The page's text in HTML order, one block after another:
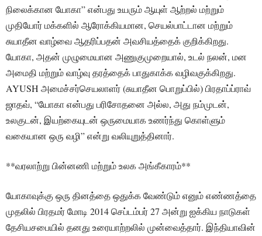
நிலைக்கான யோகா” என்பது உயரும் ஆயுள் ஆற்றல் மற்றும்
முதியோர் மக்களில் ஆரோக்கியமான, செயல்பாட்டான மற்றும்
சுயாதீன வாழ்வை ஆதரிப்பதன் அவசியத்தைக் குறிக்கிறது.
யோகா, அதன் முழுமையான அணுகுமுறையால், உடல் நலன், மன
அமைதி மற்றும் வாழ்வு தரத்தைக் பாதுகாக்க வழிவகுக்கிறது.
AYUSH அமைச்சர்செயலாளர் (சுயாதீன பொறுப்பில்) பிரதாப்ப்ராவ்
ஜாதவ், “யோகா என்பது பரிசோதனை அல்ல, அது நம்முடன்,
உலகுடன், இயற்கையுடன் ஒருமையாக உணர்ந்து கொள்ளும்
வகையான ஒரு வழி” என்று வலியுறுத்தினார்.
**வரலாற்று பின்னணி மற்றும் உலக அங்கீகாரம்**
யோகாவுக்கு ஒரு தினத்தை ஒதுக்க வேண்டும் எனும் எண்ணத்தை
முதலில் பிரதமர் மோடி 2014 செப்டம்பர் 27 அன்று ஐக்கிய நாடுகள்
தேசியசபையில் தனது உரையாற்றலில் முன்வைத்தார். இந்தியாவின்